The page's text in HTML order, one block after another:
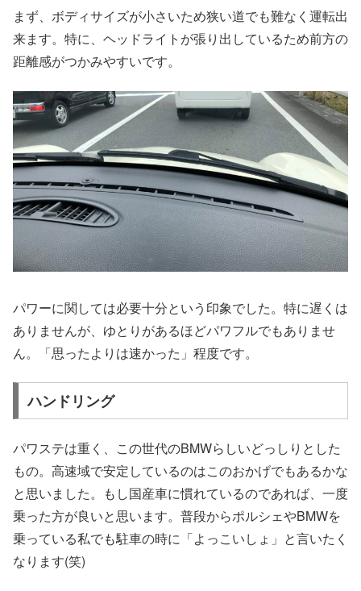
まず、ボディサイズが小さいため狭い道でも難なく運転出
来ます。特に、ヘッドライトが張り出しているため前方の
距離感がつかみやすいです。
パワーに関しては必要十分という印象でした。特に遅くは
ありませんが、ゆとりがあるほどパワフルでもありませ
ん。「思ったよりは速かった」程度です。
ハンドリング
パワステは重く、この世代のBMWらしいどっしりとした
もの。高速域で安定しているのはこのおかげでもあるかな
と思いました。もし国産車に慣れているのであれば、一度
乗った方が良いと思います。普段からポルシェやBMWを
乗っている私でも駐車の時に「よっこいしょ」と言いたく
なります(笑)